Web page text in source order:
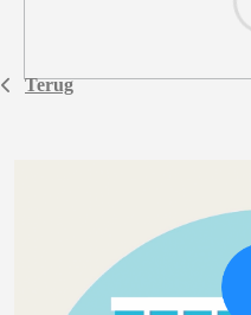
Terug